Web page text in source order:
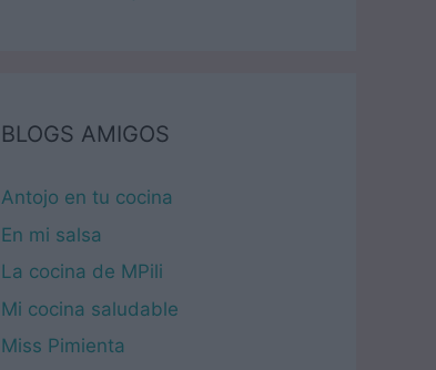
BLOGS AMIGOS
Antojo en tu cocina
En mi salsa
La cocina de MPili
Mi cocina saludable
Miss Pimienta